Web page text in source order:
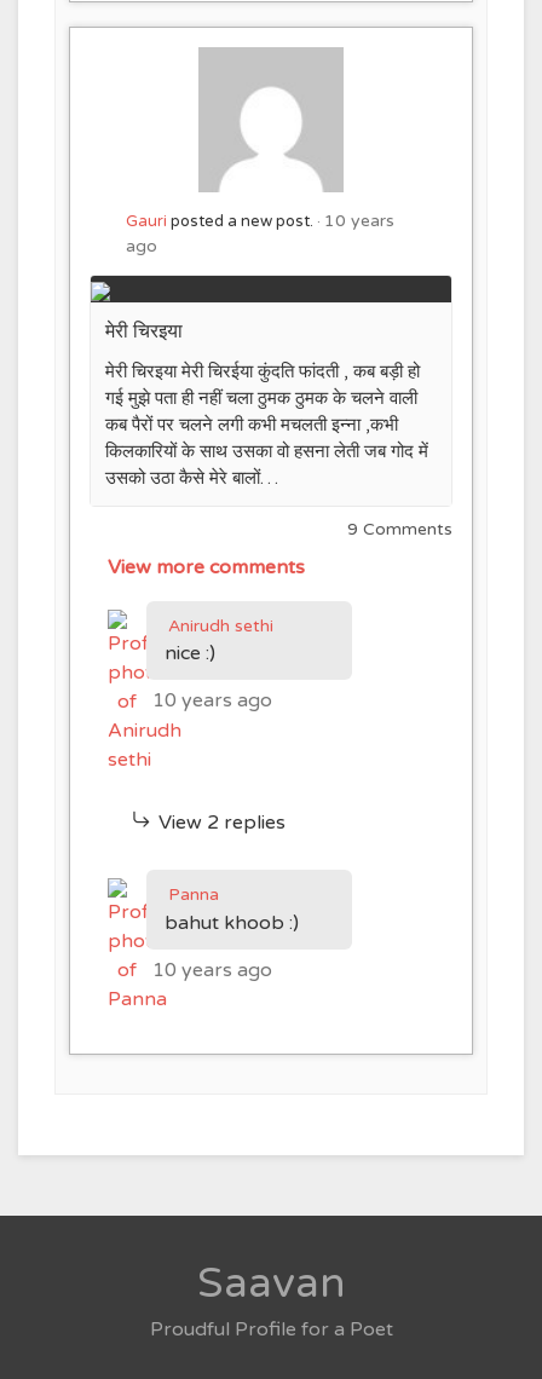
Gauri posted a new post.
10 years
ago
मेरी चिरइया
मेरी चिरइया मेरी चिरईया कुंदति फांदती , कब बड़ी हो
गई मुझे पता ही नहीं चला ठुमक ठुमक के चलने वाली
कब पैरों पर चलने लगी कभी मचलती इन्ना ,कभी
किलकारियों के साथ उसका वो हसना लेती जब गोद में
उसको उठा कैसे मेरे बालों…
9 Comments
View more comments
Anirudh sethi
nice :)
10 years ago
View 2 replies
Panna
bahut khoob :)
10 years ago
Saavan
Proudful Profile for a Poet